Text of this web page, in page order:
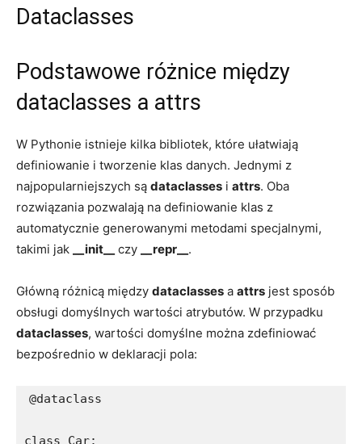
Dataclasses
Podstawowe różnice między
⁣dataclasses⁢ a‍ attrs
W Pythonie ⁤istnieje kilka bibliotek, które ułatwiają​
definiowanie⁢ i‌ tworzenie klas danych. Jednymi z
najpopularniejszych są dataclasses i​ attrs. Oba
rozwiązania⁣ pozwalają ‍na definiowanie klas z
automatycznie generowanymi ⁢metodami specjalnymi,
takimi jak‌
__init__ czy __repr__ .
Główną różnicą między dataclasses a attrs ‌jest sposób
obsługi domyślnych wartości atrybutów. W ⁤przypadku
dataclasses,⁢ wartości domyślne ⁤można zdefiniować
bezpośrednio‌ w deklaracji pola:
@dataclass
class Car: